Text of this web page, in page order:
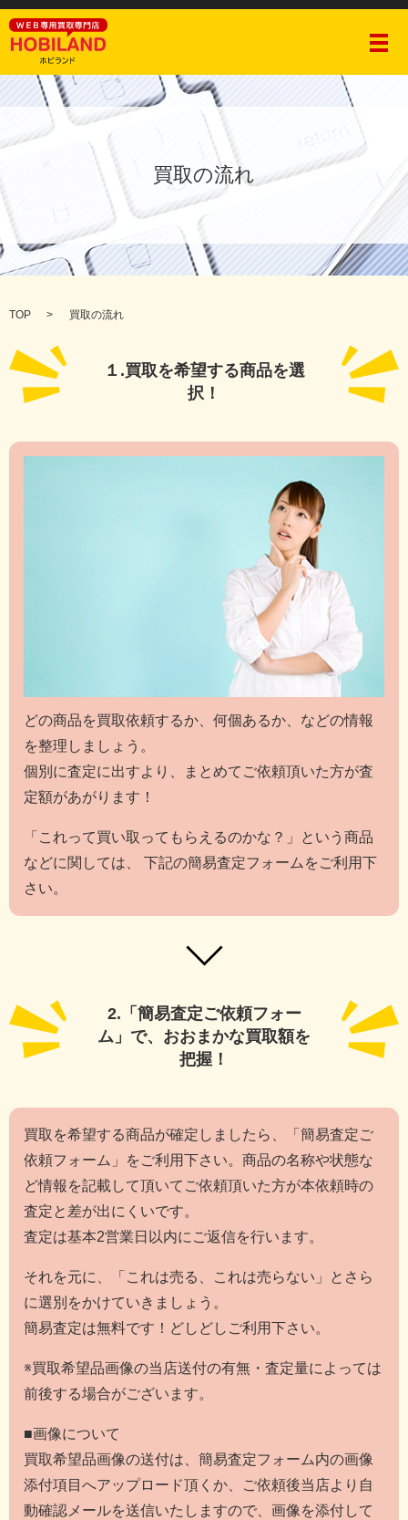
メ
買取の流れ
TOP 買取の流れ
１.買取を希望する商品を選
択！
どの商品を買取依頼するか、何個あるか、などの情報
を整理しましょう。
個別に査定に出すより、まとめてご依頼頂いた方が査
定額があがります！
「これって買い取ってもらえるのかな？」という商品
などに関しては、
下記の簡易査定フォームをご利用下
さい。
2.「簡易査定ご依頼フォー
ム」で、 おおまかな買取額を
把握！
買取を希望する商品が確定しましたら、「簡易査定ご
依頼フォーム」をご利用下さい。商品の名称や状態な
ど情報を記載して頂いてご依頼頂いた方が本依頼時の
査定と差が出にくいです。
査定は基本2営業日以内にご返信を行います。
それを元に、「これは売る、これは売らない」とさら
に選別をかけていきましょう。
簡易査定は無料です！どしどしご利用下さい。
※買取希望品画像の当店送付の有無・査定量によっては
前後する場合がございます。
■画像について
買取希望品画像の送付は、簡易査定フォーム内の画像
添付項目へアップロード頂くか、ご依頼後当店より自
動確認メールを送信いたしますので、画像を添付して